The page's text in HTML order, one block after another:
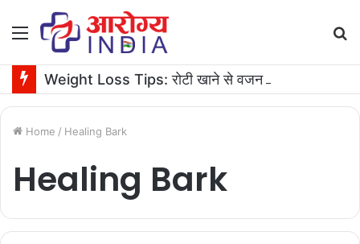
Menu
Home / Healing Bark
Healing Bark